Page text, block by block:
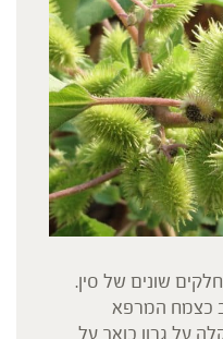
שונים של סין.
כצמח המרפא
על גרון כואב על